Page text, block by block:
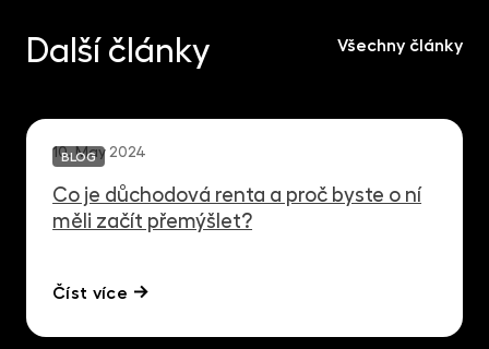
Další články Všechny články
10. May 2024
Co je důchodová renta a proč byste o ní
měli začít přemýšlet?
Číst více
BLOG